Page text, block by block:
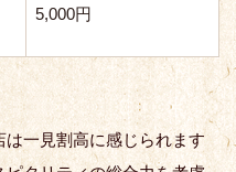
5,000円
一見割高に感じられます